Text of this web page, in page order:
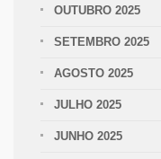
OUTUBRO 2025
SETEMBRO 2025
AGOSTO 2025
JULHO 2025
JUNHO 2025